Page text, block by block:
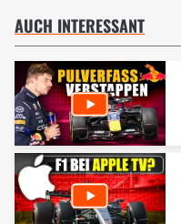
AUCH INTERESSANT